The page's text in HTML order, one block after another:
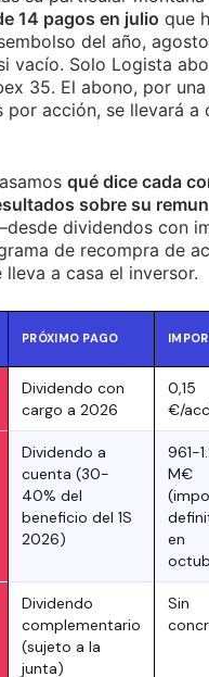
14 pagos en julio que
del año,
vacío. Solo Logista
35. El abono, por
por acción, se llevará a
qué dice cada
sobre su
dividendos con
de recompra de
a casa el inversor.
PRÓXIMO PAGO
Dividendo con
cargo a 2026
0,15
€/
Dividendo a
cuenta (30-
40% del
beneficio del 1S
2026)
961-
M€
en
Dividendo
complementario
(sujeto a la
junta)
Sin